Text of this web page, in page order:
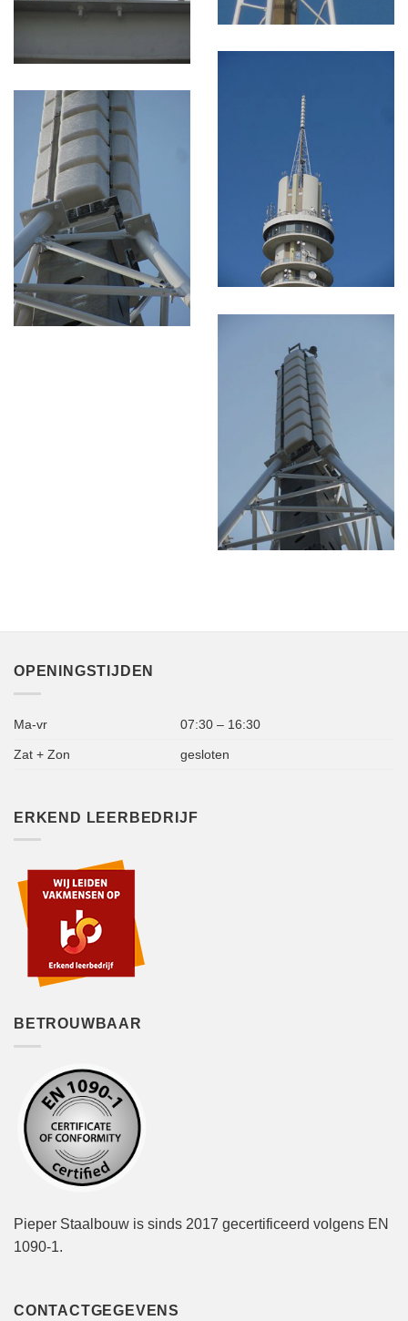
OPENINGSTIJDEN
Ma-vr 07:30 – 16:30
Zat + Zon gesloten
ERKEND LEERBEDRIJF
BETROUWBAAR
Pieper Staalbouw is sinds 2017 gecertificeerd volgens EN
1090-1.
CONTACTGEGEVENS